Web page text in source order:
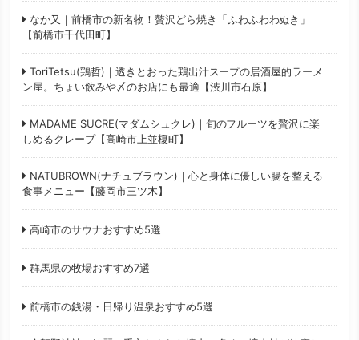
なか又｜前橋市の新名物！贅沢どら焼き「ふわふわわぬき」
【前橋市千代田町】
ToriTetsu(鶏哲)｜透きとおった鶏出汁スープの居酒屋的ラーメ
ン屋。ちょい飲みや〆のお店にも最適【渋川市石原】
MADAME SUCRE(マダムシュクレ)｜旬のフルーツを贅沢に楽
しめるクレープ【高崎市上並榎町】
NATUBROWN(ナチュブラウン)｜心と身体に優しい腸を整える
食事メニュー【藤岡市三ツ木】
高崎市のサウナおすすめ5選
群馬県の牧場おすすめ7選
前橋市の銭湯・日帰り温泉おすすめ5選